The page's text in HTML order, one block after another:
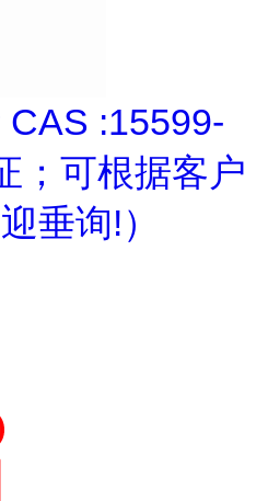
:15599-
；可根据客户
垂询!）